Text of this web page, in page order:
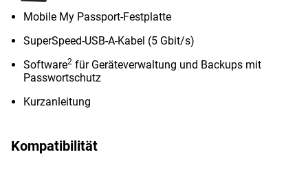
Mobile My Passport-Festplatte
SuperSpeed-USB-A-Kabel (5 Gbit/s)
Software2 für Geräteverwaltung und Backups mit
Passwortschutz
Kurzanleitung
Kompatibilität